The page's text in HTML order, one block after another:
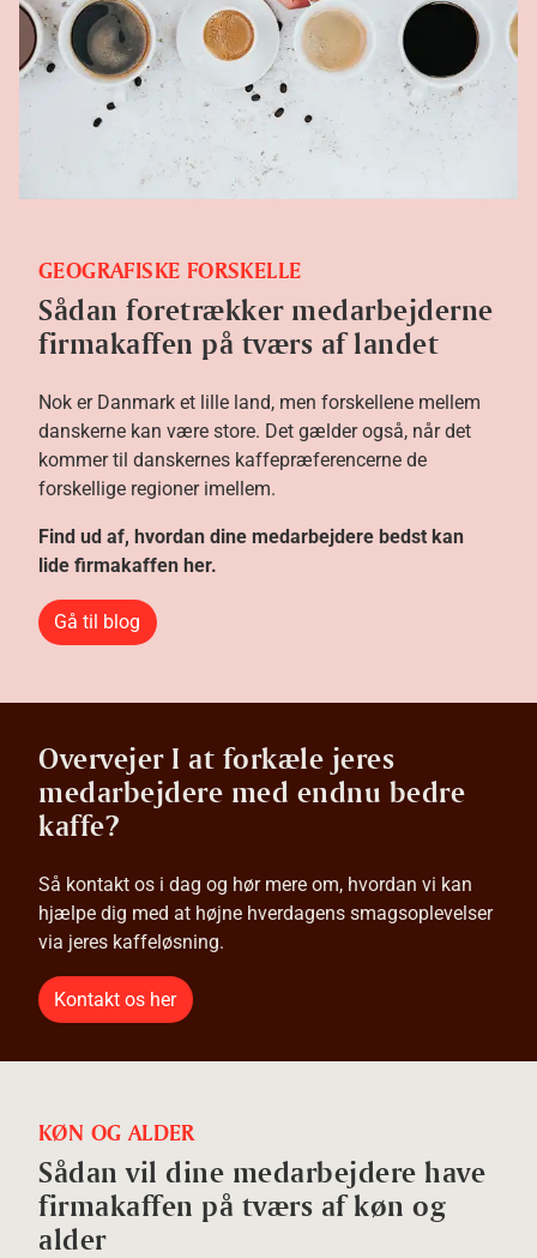
GEOGRAFISKE FORSKELLE
Sådan foretrækker medarbejderne
firmakaffen på tværs af landet
Nok er Danmark et lille land, men forskellene mellem
danskerne kan være store. Det gælder også, når det
kommer til danskernes kaffepræferencerne de
forskellige regioner imellem.
Find ud af, hvordan dine medarbejdere bedst kan
lide firmakaffen her.
Gå til blog
Overvejer I at forkæle jeres
medarbejdere med endnu bedre
kaffe?
Så kontakt os i dag og hør mere om, hvordan vi kan
hjælpe dig med at højne hverdagens smagsoplevelser
via jeres kaffeløsning.
Kontakt os her
KØN OG ALDER
Sådan vil dine medarbejdere have
firmakaffen på tværs af køn og
alder